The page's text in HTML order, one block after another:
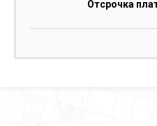
Отсрочка